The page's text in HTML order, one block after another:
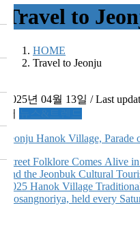
Travel to
HOME
Travel to Jeonju
2025년 04월 13일 / Last
서
Jeonju Hanok Village,
Street Folklore Comes Alive
and the Jeonbuk Cultural
2025 Hanok Village
Nosangnoriya, held every